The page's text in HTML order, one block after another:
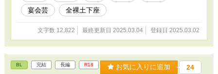
宴会芸
全裸土下座
文字数 12,822 最終更新日 2025.03.04 登録日 2025.03.02
BL 完結 長編 R18 お気に入りに追加 24